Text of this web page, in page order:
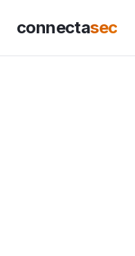
connectasec